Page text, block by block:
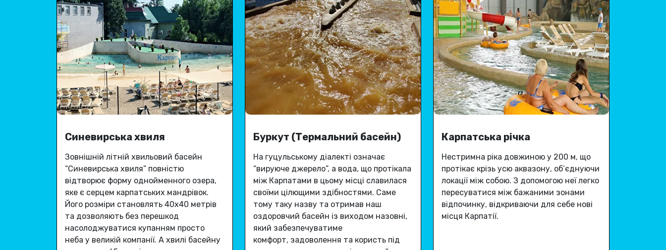
Синевирська хвиля
Зовнішній літній хвильовий басейн
“Синевирська хвиля” повністю
відтворює форму однойменного озера,
яке є серцем карпатських мандрівок.
Його розміри становлять 40х40 метрів
та дозволяють без перешкод
насолоджуватися купанням просто
неба у великій компанії. А хвилі басейну
Буркут (Термальний басейн)
На гуцульському діалекті означає
“вируюче джерело”, а вода, що протікала
між Карпатами в цьому місці славилася
своїми цілющими здібностями. Саме
тому таку назву та отримав наш
оздоровчий басейн із виходом назовні,
який забезпечуватиме
комфорт, задоволення та користь під
Карпатська річка
Нестримна ріка довжиною у 200 м, що
протікає крізь усю аквазону, об’єднуючи
локації між собою. З допомогою неї легко
пересуватися між бажаними зонами
відпочинку, відкриваючи для себе нові
місця Карпатії.